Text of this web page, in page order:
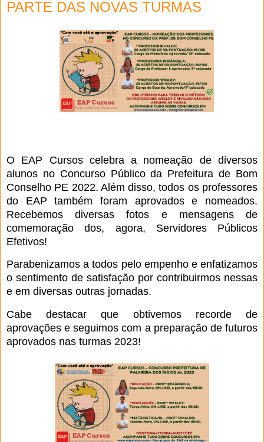
PARTE DAS NOVAS TURMAS
O EAP Cursos celebra a nomeação de diversos
alunos no Concurso Público da Prefeitura de Bom
Conselho PE 2022. Além disso, todos os professores
do EAP também foram aprovados e nomeados.
Recebemos diversas fotos e mensagens de
comemoração dos, agora, Servidores Públicos
Efetivos!
Parabenizamos a todos pelo empenho e enfatizamos
o sentimento de satisfação por contribuirmos nessas
e em diversas outras jornadas.
Cabe destacar que obtivemos recorde de
aprovações e seguimos com a preparação de futuros
aprovados nas turmas 2023!